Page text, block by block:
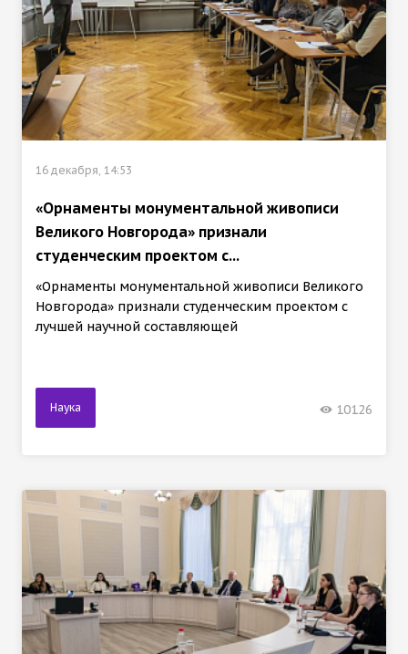
16 декабря, 14:53
«Орнаменты монументальной живописи
Великого Новгорода» признали
студенческим проектом с...
«Орнаменты монументальной живописи Великого
Новгорода» признали студенческим проектом с
лучшей научной составляющей
Наука 10126